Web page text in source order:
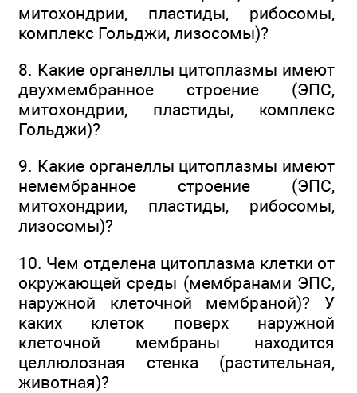
митохондрии, пластиды, рибосомы,
комплекс Гольджи, лизосомы)?
8. Какие органеллы цитоплазмы имеют
двухмембранное строение (ЭПС,
митохондрии, пластиды, комплекс
Гольджи)?
9. Какие органеллы цитоплазмы имеют
немембранное строение (ЭПС,
митохондрии, пластиды, рибосомы,
лизосомы)?
10. Чем отделена цитоплазма клетки от
окружающей среды (мембранами ЭПС,
наружной клеточной мембраной)? У
каких клеток поверх наружной
клеточной мембраны находится
целлюлозная стенка (растительная,
животная)?